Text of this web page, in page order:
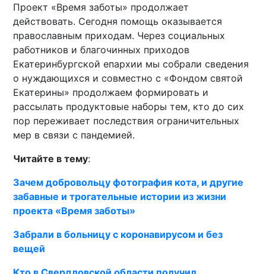
Проект «Время заботы» продолжает
действовать. Сегодня помощь оказывается
православным приходам. Через социальных
работников и благочинных приходов
Екатеринбургской епархии мы собрали сведения
о нуждающихся и совместно с «Фондом святой
Екатерины» продолжаем формировать и
рассылать продуктовые наборы тем, кто до сих
пор переживает последствия ограничительных
мер в связи с пандемией.
Читайте в тему:
Зачем добровольцу фотография кота, и другие
забавные и трогательные истории из жизни
проекта «Время заботы»
Забрали в больницу с коронавирусом и без
вещей